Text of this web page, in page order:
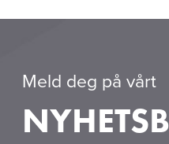
Meld deg på vårt